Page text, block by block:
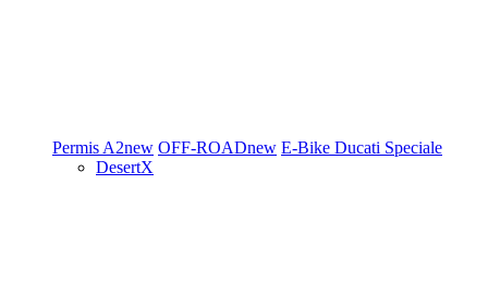
Permis A2new OFF-ROADnew E-Bike Ducati Speciale
DesertX